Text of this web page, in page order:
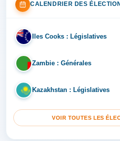
CALENDRIER DES
IL Iles Cooks : Législatives
ZA Zambie : Générales
KA Kazakhstan : Législatives
VOIR TOUTES LES